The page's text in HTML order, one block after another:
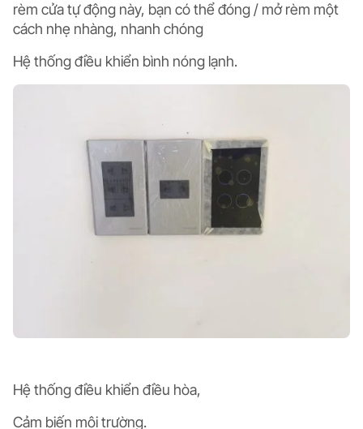
rèm cửa tự động này, bạn có thể đóng / mở rèm một
cách nhẹ nhàng, nhanh chóng
Hệ thống điều khiển bình nóng lạnh.
Hệ thống điều khiển điều hòa,
Cảm biến môi trường.